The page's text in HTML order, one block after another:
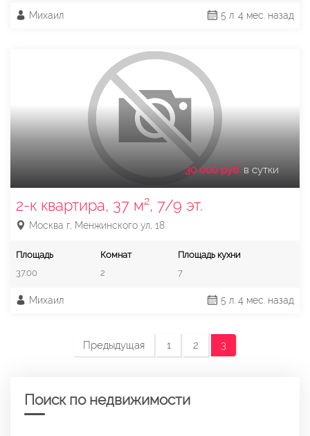
Михаил 5 л. 4 мес. назад
30 000 руб. в сутки
2-к квартира, 37 м², 7/9 эт.
Москва г, Менжинского ул, 18
Площадь
37.00
Комнат
2
Площадь кухни
7
Михаил 5 л. 4 мес. назад
Предыдущая 1 2 3
Поиск по недвижимости